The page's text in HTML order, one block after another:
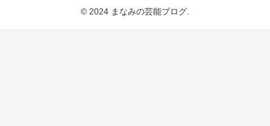
© 2024 まなみの芸能ブログ.